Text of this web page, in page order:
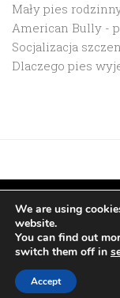
Mały pies
American Bully -
Socjalizacja
Dlaczego pies
Czerwony
We are using
website.
You can find out
switch them off in
Accept